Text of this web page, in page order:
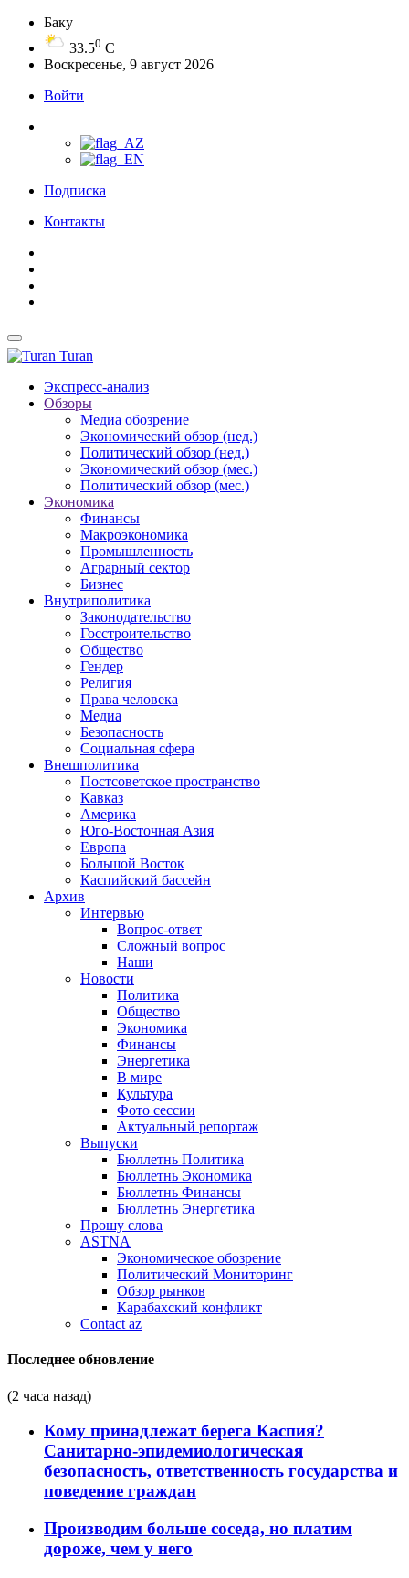
Баку
33.50 C
Воскресенье, 9 август 2026
Войти
Подписка
Контакты
Turan
Экспресс-анализ
Обзоры
Медиа обозрение
Экономический обзор (нед.)
Политический обзор (нед.)
Экономический обзор (мес.)
Политический обзор (мес.)
Экономика
Финансы
Макроэкономика
Промышленность
Аграрный сектор
Бизнес
Внутриполитика
Законодательство
Госстроительство
Общество
Гендер
Религия
Права человека
Медиа
Безопасность
Социальная сфера
Внешполитика
Постсоветское пространство
Кавказ
Америка
Юго-Восточная Азия
Европа
Большой Восток
Каспийский бассейн
Архив
Интервью
Вопрос-ответ
Сложный вопрос
Наши
Новости
Политика
Общество
Экономика
Финансы
Энергетика
В мире
Культура
Фото сессии
Актуальный репортаж
Выпуски
Бюллетнь Политика
Бюллетнь Экономика
Бюллетнь Финансы
Бюллетнь Энергетика
Прошу слова
ASTNA
Экономическое обозрение
Политический Мониторинг
Обзор рынков
Карабахский конфликт
Contact az
Последнее обновление
(2 часа назад)
Кому принадлежат берега Каспия?
Санитарно-эпидемиологическая
безопасность, ответственность государства и
поведение граждан
Производим больше соседа, но платим
дороже, чем у него